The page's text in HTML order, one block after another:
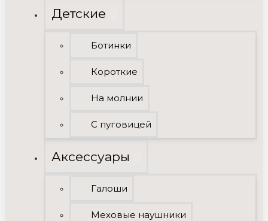
Детские
Ботинки
Короткие
На молнии
С пуговицей
Аксессуары
Галоши
Меховые наушники